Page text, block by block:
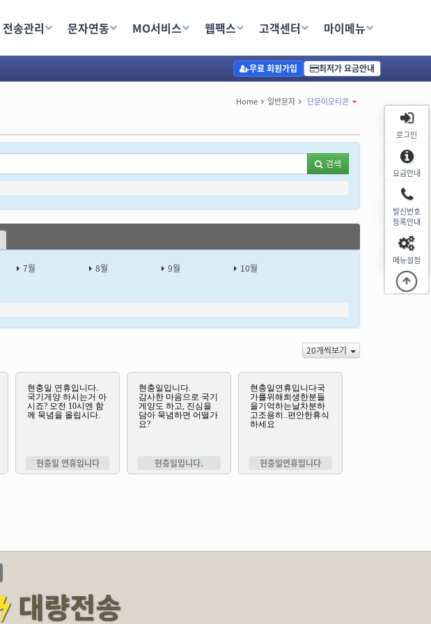
전송관리 문자연동 MO서비스 웹팩스 고객센터 마이메뉴
무료 회원가입 최저가 요금안내
Home 일반문자 단문이모티콘
검색
7월 8월 9월
10월
20개씩보기
현충일 연휴입니다 현충일입니다. 현충일연휴입니다
대량전송
로그인
요금안내
발신번호
등록안내
메뉴설정